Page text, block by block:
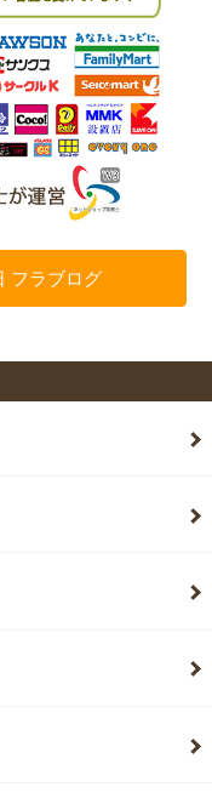
フラブログ